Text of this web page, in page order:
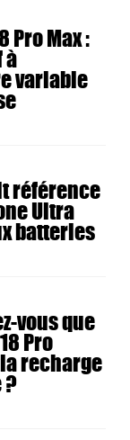
Pro Max :
variable
référence
Ultra
batteries
vous que
Pro
recharge
?